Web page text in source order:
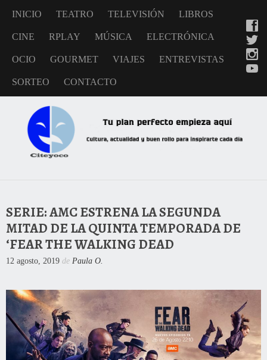
INICIO TEATRO TELEVISIÓN LIBROS
CINE RPLAY MÚSICA ELECTRÓNICA
OCIO GOURMET VIAJES ENTREVISTAS
SORTEO CONTACTO
SERIE: AMC ESTRENA LA SEGUNDA
MITAD DE LA QUINTA TEMPORADA DE
‘FEAR THE WALKING DEAD
12 agosto, 2019 de Paula O.